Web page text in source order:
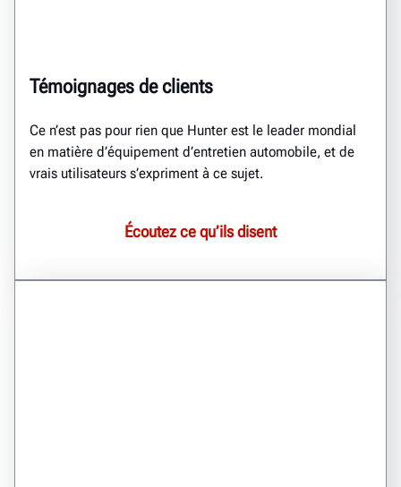
Témoignages de clients
Ce n’est pas pour rien que Hunter est le leader mondial
en matière d’équipement d’entretien automobile, et de
vrais utilisateurs s’expriment à ce sujet.
Écoutez ce qu’ils disent